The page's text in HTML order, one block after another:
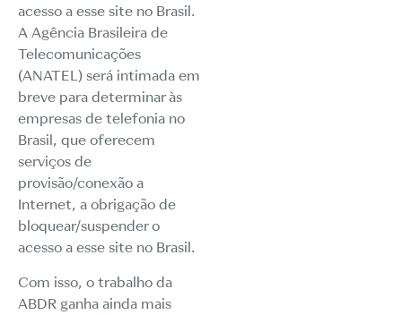
acesso a esse site no Brasil.
A Agência Brasileira de
Telecomunicações
(ANATEL) será intimada em
breve para determinar às
empresas de telefonia no
Brasil, que oferecem
serviços de
provisão/conexão a
Internet, a obrigação de
bloquear/suspender o
acesso a esse site no Brasil.
Com isso, o trabalho da
ABDR ganha ainda mais